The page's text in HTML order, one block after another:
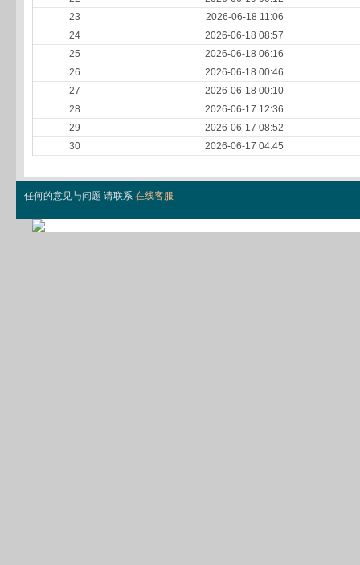
23
2026-06-18 11:06
24
2026-06-18 08:57
25
2026-06-18 06:16
26
2026-06-18 00:46
27
2026-06-18 00:10
28
2026-06-17 12:36
29
2026-06-17 08:52
30
2026-06-17 04:45
任何的意见与问题 请联系 在线客服